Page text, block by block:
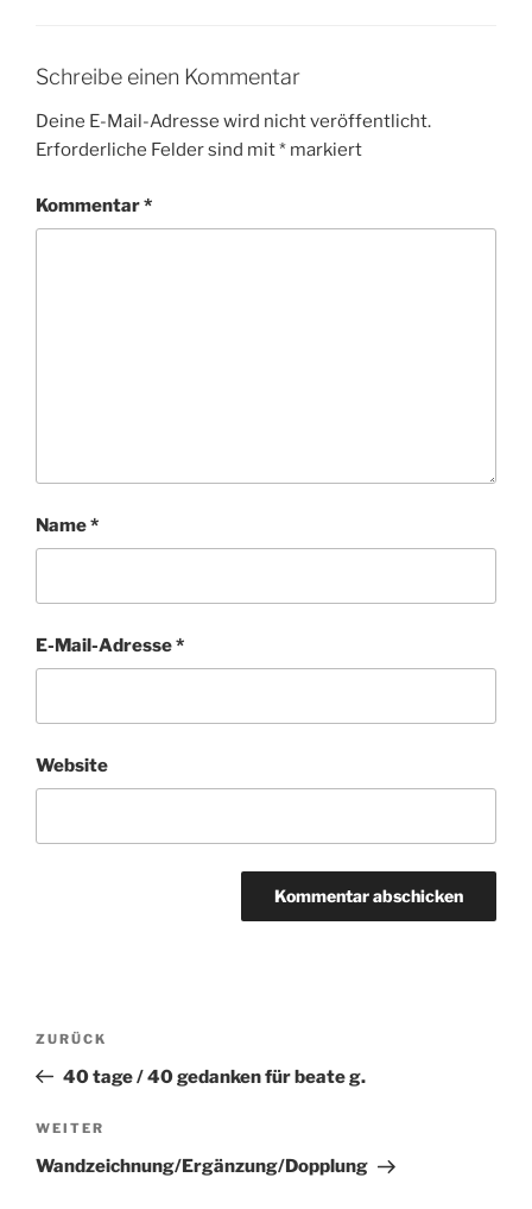
Schreibe einen Kommentar
Deine E-Mail-Adresse wird nicht veröffentlicht.
Erforderliche Felder sind mit* markiert
Kommentar*
Name*
E-Mail-Adresse*
Website
Beitragsnavigation
Vorheriger
Beitrag
ZURÜCK
40 tage / 40 gedanken für beate g.
Nächster
Beitrag
WEITER
Wandzeichnung/Ergänzung/Dopplung